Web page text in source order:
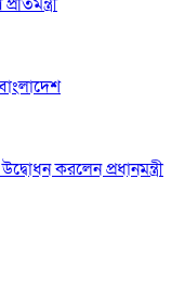
করলেন প্রধানমন্ত্রী